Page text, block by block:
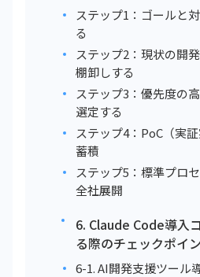
ステップ1：ゴールと
る
ステップ2：現状の開
棚卸しする
ステップ3：優先度の
選定する
ステップ4：PoC（実
蓄積
ステップ5：標準プロ
全社展開
6. Claude Code導入
る際のチェックポイ
6-1. AI開発支援ツール